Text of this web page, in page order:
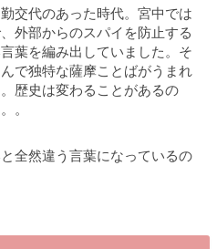
交代のあった時代。宮中では
外部からのスパイを防止する
葉を編み出していました。そ
で独特な薩摩ことばがうまれ
歴史は変わることがあるの
。
全然違う言葉になっているの